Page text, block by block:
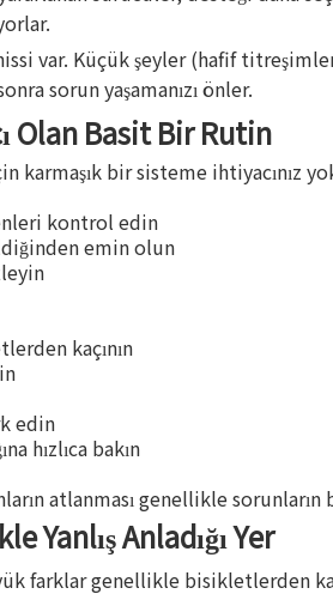
var. Küçük şeyler (hafif
sorun yaşamanızı önler.
Olan Basit Bir Rutin
karmaşık bir sisteme ihtiyacınız
kontrol edin
emin olun
kaçının
edin
hızlıca bakın
atlanması genellikle sorunların
Yanlış Anladığı Yer
farklar genellikle bisikletlerden